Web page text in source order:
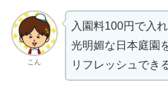
こん
入園料100円で入
光明媚な日本庭園
リフレッシュでき